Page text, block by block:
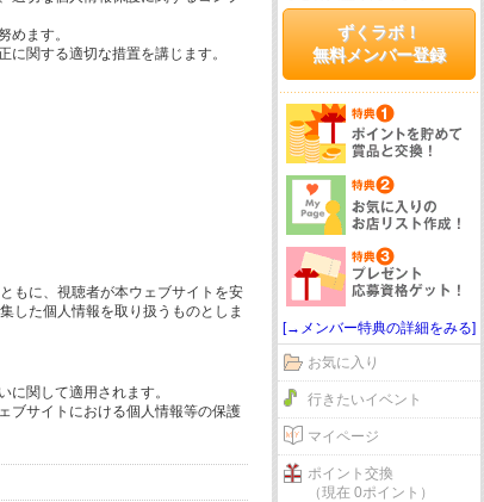
めます。
関する適切な措置を講じます。
もに、視聴者が本ウェブサイトを安
した個人情報を取り扱うものとしま
関して適用されます。
ブサイトにおける個人情報等の保護
ずくラボ！
無料メンバー登録
[→メンバー特典の詳細をみる]
お気に入り
行きたいイベント
マイページ
ポイント交換
（現在 0ポイント）